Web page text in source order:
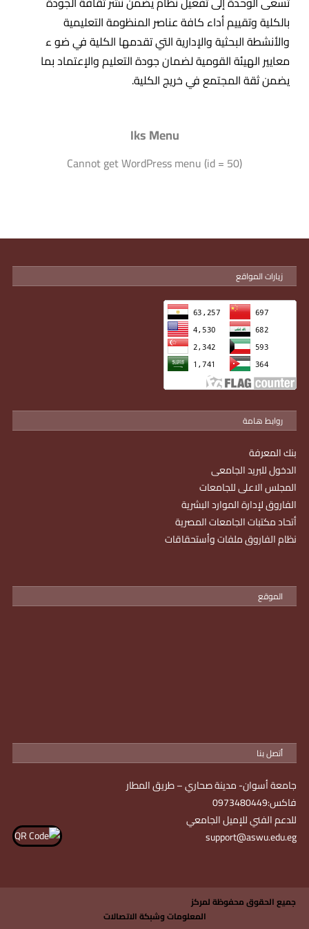
بالكلية وتقييم أداء كافة عناصر المنظومة التعليمية
والأنشطة البحثية والإدارية التي تقدمها الكلية في ضو ء
معايير الهيئة القومية لضمان جودة التعليم والإعتماد بما
يضمن ثقة المجتمع في خريج الكلية.
Iks Menu
Cannot get WordPress menu (id = 50)
زيارات المواقع
روابط هامة
بنك المعرفة
الدخول للبريد الجامعى
المجلس الاعلى للجامعات
الفاروق لإدارة الموارد البشرية
أتحاد مكتبات الجامعات المصرية
نظام الفاروق ملفات وأستحقاقات
الموقع
أتصل بنا
جامعة أسوان- مدينة صحاري – طريق المطار
فاكس:0973480449
للدعم الفني للإميل الجامعي
support@aswu.edu.eg